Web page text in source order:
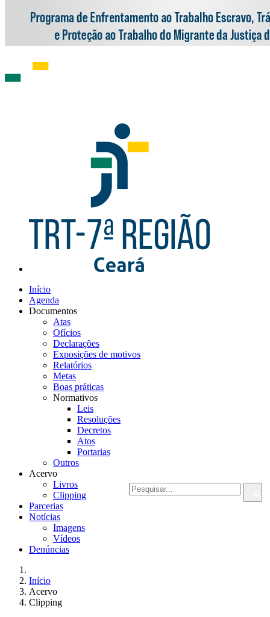
Início
Agenda
Documentos
Atas
Ofícios
Declarações
Exposições de motivos
Relatórios
Metas
Boas práticas
Normativos
Leis
Resoluções
Decretos
Atos
Portarias
Outros
Acervo
Livros
Clipping
Parcerias
Notícias
Imagens
Vídeos
Denúncias
Início
Acervo
Clipping